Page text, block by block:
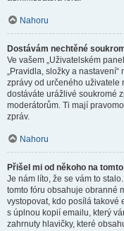
Nahoru
Dostávám nechtěné
Ve vašem „Uživatelském
„Pravidla, složky a
zprávy od určeného uživatele
dostáváte urážlivé soukromé
moderátorům. Ti mají
zpráv.
Nahoru
Přišel mi od někoho na
Je nám líto, že se vám to
tomto fóru obsahuje obranné
vystopovat, kdo posílá takové
s úplnou kopií emailu, který
zahrnuty hlavičky, které